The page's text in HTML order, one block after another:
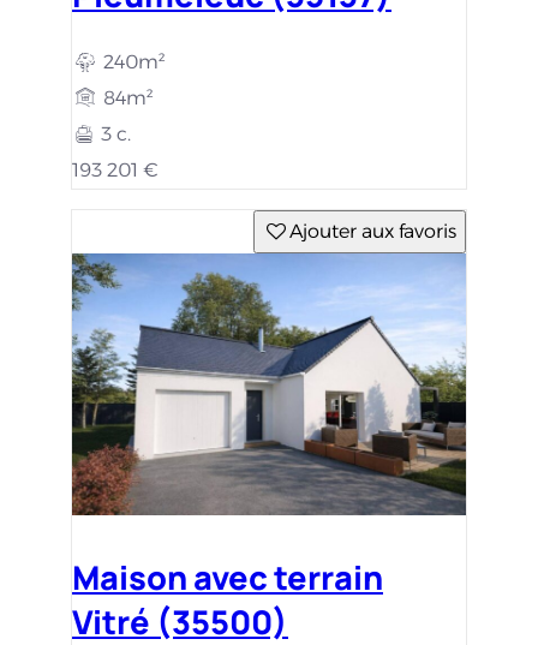
240m²
84m²
3 c.
193 201 €
Ajouter aux favoris
Maison avec terrain
Vitré (35500)